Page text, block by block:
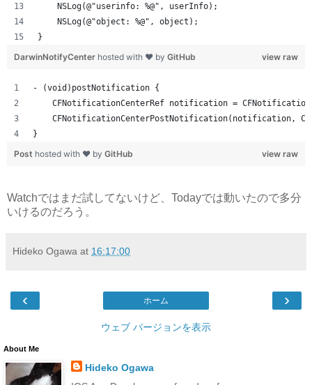
    NSLog(@"userinfo: %@", userInfo);
    NSLog(@"object: %@", object);
}
view raw
DarwinNotifyCenter hosted with ❤ by GitHub
- (void)postNotification {
CFNotificationCenterRef notification =
CFNotificationCenterPostNotification(notification,
}
view raw
Post hosted with ❤ by GitHub
Watchではまだ試してないけど、Todayでは動いたので多分
いけるのだろう。
Hideko Ogawa at 16:17:00
‹ ›
ホーム
ウェブ バージョンを表示
About Me
Hideko Ogawa